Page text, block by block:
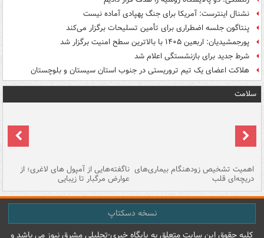
نشنال اینترست: آمریکا برای جنگ پهپادی آماده نیست
پنتاگون جلسه اضطراری برای تأمین تسلیحات برگزار می‌کند
پورجمشیدیان: اربعین ۱۴۰۵ با بالاترین سطح امنیت برگزار شد
شرط جدید برای بازنشستگی اعلام شد
هلاکت اعضای یک تیم تروریستی در جنوب استان سیستان و بلوچستان
سلامت
اهمیت تشخیص زودهنگام بیماری‌های
دریچه‌ای قلب
ناگفته‌هایی از آمپول های لاغری؛ از
عوارض مرگبار تا زیبایی
نسخه دسکتاپ
کليه حقوق اين سايت متعلق به پایگاه خبري-تحليلي مشرق نيوز می باشد و